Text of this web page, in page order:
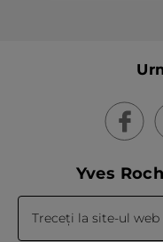
Yves
Treceți la site-ul